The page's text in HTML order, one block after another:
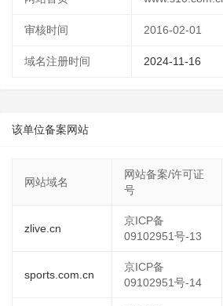
审核时间 2016-02-01
域名注册时间 2024-11-16
该单位备案网站
网站域名
网站备案/许可证
号
zlive.cn
京ICP备
09102951号-13
sports.com.cn
京ICP备
09102951号-14